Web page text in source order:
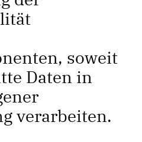
soweit
Daten in
verarbeiten.